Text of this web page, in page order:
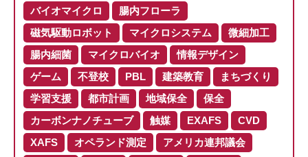
バイオマイクロ
腸内フローラ
磁気駆動ロボット
マイクロシステム
微細加工
腸内細菌
マイクロバイオ
情報デザイン
ゲーム
不登校 PBL 建築教育
まちづくり
学習支援
都市計画 地域保全
保全
カーボンナノチューブ
触媒 EXAFS
CVD
XAFS
オペランド測定
アメリカ連邦議会